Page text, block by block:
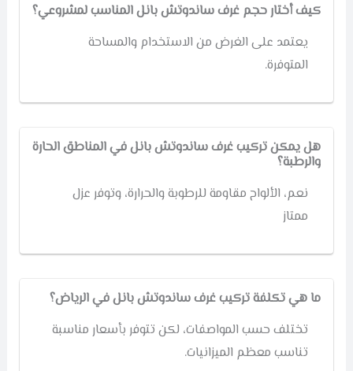
كيف أختار حجم غرف ساندوتش بانل المناسب لمشروعي؟
يعتمد على الغرض من الاستخدام والمساحة
المتوفرة.
هل يمكن تركيب غرف ساندوتش بانل في المناطق الحارة
والرطبة؟
نعم، الألواح مقاومة للرطوبة والحرارة، وتوفر عزل
ممتاز
ما هي تكلفة تركيب غرف ساندوتش بانل في الرياض؟
تختلف حسب المواصفات، لكن تتوفر بأسعار مناسبة
تناسب معظم الميزانيات.